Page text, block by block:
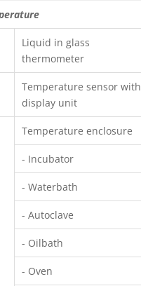
Liquid in glass
thermometer
Temperature sensor with
display unit
Temperature enclosure
- Incubator
- Waterbath
- Autoclave
- Oilbath
- Oven